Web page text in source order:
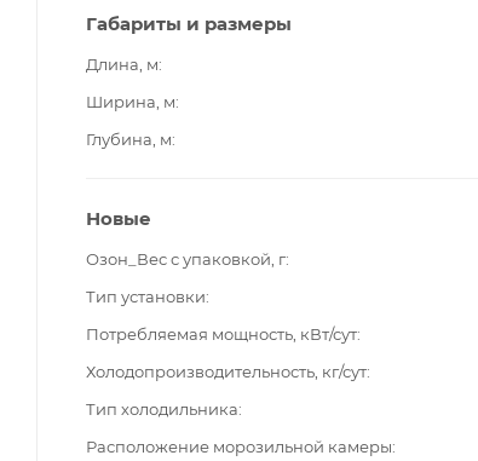
Габариты и размеры
Длина, м
Ширина, м
Глубина, м
Новые
Озон_Вес с упаковкой, г
Тип установки
Потребляемая мощность, кВт/сут
Холодопроизводительность, кг/сут
Тип холодильника
Расположение морозильной камеры